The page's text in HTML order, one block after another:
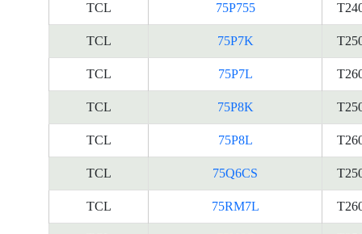
TCL 75P755
TCL 75P7K
TCL 75P7L
TCL 75P8K
TCL 75P8L
TCL 75Q6CS
TCL 75RM7L